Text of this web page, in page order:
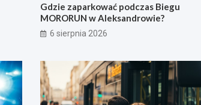
Gdzie zaparkować podczas Biegu
MORORUN w Aleksandrowie?
6 sierpnia 2026